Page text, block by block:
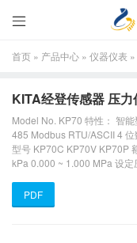

首页 » 产品中心 » 仪器仪表 »
KITA经登传感器 压
Model No. KP70 特性： 智
485 Modbus RTU/ASCII 4
型号 KP70C KP70V KP70P
kPa 0.000 ~ 1.000 MPa 设
PDF